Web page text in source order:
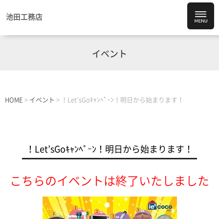
池田工務店
イベント
HOME > イベント > ！Let’sGoｷｬﾝﾍﾟｰﾝ！明日から始まります！
！Let’sGoｷｬﾝﾍﾟｰﾝ！明日から始まります！
こちらのイベントは終了いたしました